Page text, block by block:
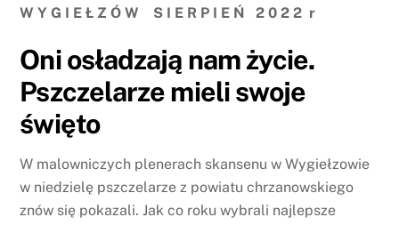
W Y G I E Ł Z Ó W S I E R P I E Ń 2 0 2 2 r
Oni osładzają nam życie.
Pszczelarze mieli swoje
święto
W malowniczych plenerach skansenu w Wygiełzowie
w niedzielę pszczelarze z powiatu chrzanowskiego
znów się pokazali. Jak co roku wybrali najlepsze